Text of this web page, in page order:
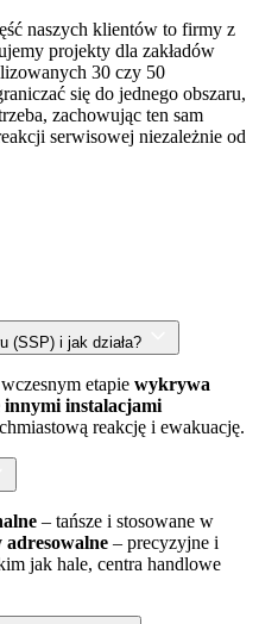
naszych klientów to firmy z
projekty dla zakładów
30 czy 50
się do jednego obszaru,
zachowując ten sam
serwisowej niezależnie od
(SSP) i jak działa?
etapie wykrywa
instalacjami
reakcję i ewakuację.
– tańsze i stosowane w
adresowalne – precyzyjne i
jak hale, centra handlowe